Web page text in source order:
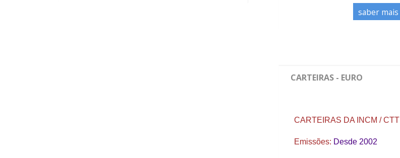
saber mais
CARTEIRAS - EURO
CARTEIRAS DA INCM / CTT
Emissões: Desde 2002